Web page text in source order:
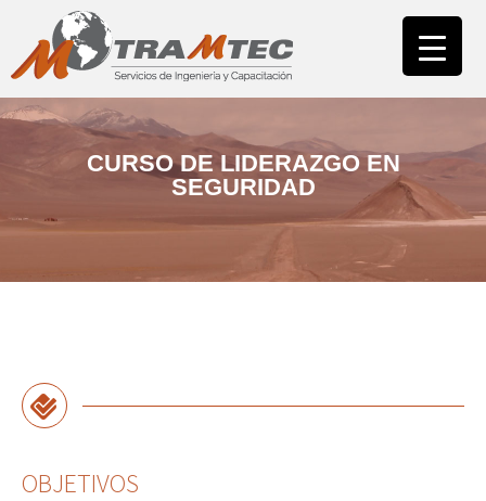
INICIO NUESTRA EMPRESA
NUESTROS CLIENTES CONTACTO
CURSO DE LIDERAZGO EN
SEGURIDAD
OBJETIVOS